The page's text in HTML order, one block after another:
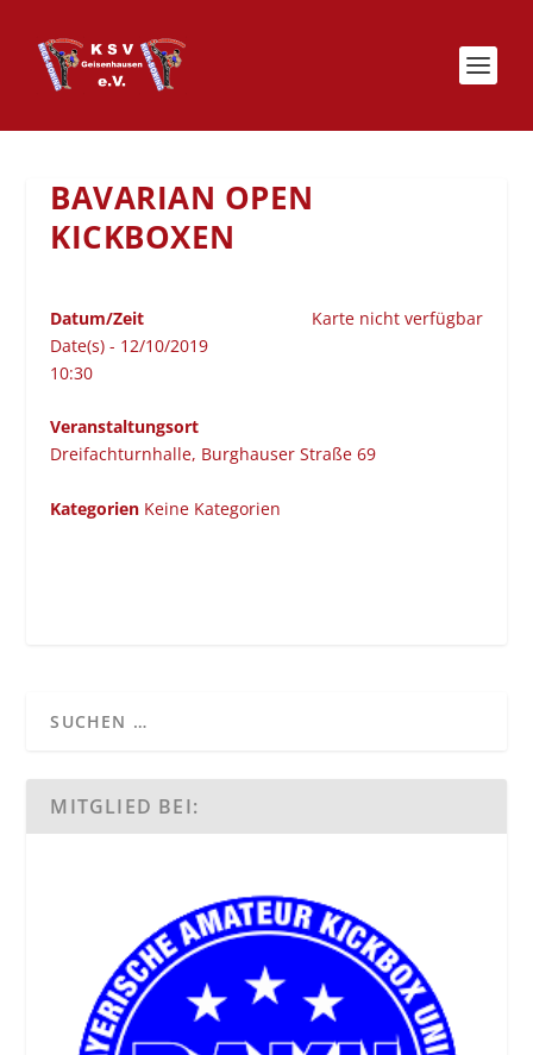
BAVARIAN OPEN
KICKBOXEN
Karte nicht verfügbar
Datum/Zeit
Date(s) - 12/10/2019
10:30
Veranstaltungsort
Dreifachturnhalle, Burghauser Straße 69
Kategorien Keine Kategorien
MITGLIED BEI: